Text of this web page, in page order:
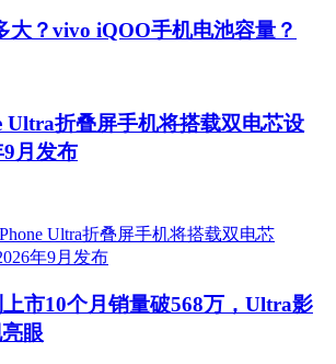
大？vivo iQOO手机电池容量？
Ultra折叠屏手机将搭载双电芯设
月发布
市10个月销量破568万，Ultra影
眼